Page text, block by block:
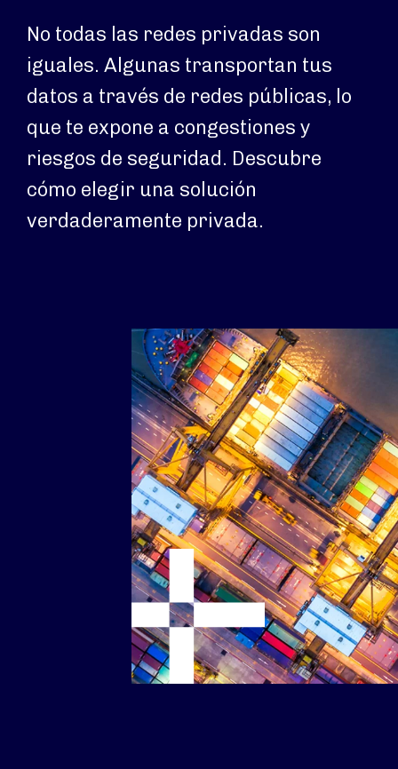
No todas las redes privadas son
iguales. Algunas transportan tus
datos a través de redes públicas, lo
que te expone a congestiones y
riesgos de seguridad. Descubre
cómo elegir una solución
verdaderamente privada.